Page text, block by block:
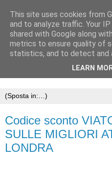
Codice sconto
SULLE MIGLIORI
LONDRA
This site uses cookies from
and to analyze traffic. Your
shared with Google along
metrics to ensure quality of
statistics, and to detect and
LEARN